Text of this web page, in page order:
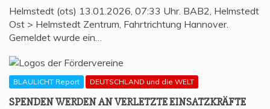
Helmstedt (ots) 13.01.2026, 07:33 Uhr. BAB2, Helmstedt
Ost > Helmstedt Zentrum, Fahrtrichtung Hannover.
Gemeldet wurde ein…
BLAULICHT Report DEUTSCHLAND und die WELT
SPEN­DEN WER­DEN AN VER­LETZ­TE EIN­SATZ­KRÄF­TE